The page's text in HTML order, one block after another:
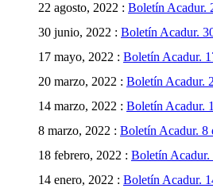
22 agosto, 2022 : Boletín Acadur.
30 junio, 2022 : Boletín Acadur.
17 mayo, 2022 : Boletín Acadur.
20 marzo, 2022 : Boletín Acadur.
14 marzo, 2022 : Boletín Acadur.
8 marzo, 2022 : Boletín Acadur. 8
18 febrero, 2022 : Boletín Acadur.
14 enero, 2022 : Boletín Acadur.